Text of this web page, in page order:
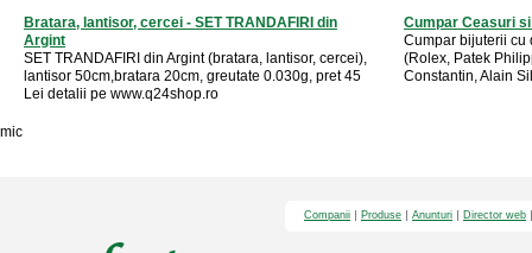
Bratara, lantisor, cercei - SET TRANDAFIRI din
Argint
SET TRANDAFIRI din Argint (bratara, lantisor, cercei),
lantisor 50cm,bratara 20cm, greutate 0.030g, pret 45
Lei detalii pe www.q24shop.ro
Cumpar Ceasuri
Cumpar bijuterii cu
(Rolex, Patek
Constantin, Alain
mic
Companii Produse Anunturi Director web